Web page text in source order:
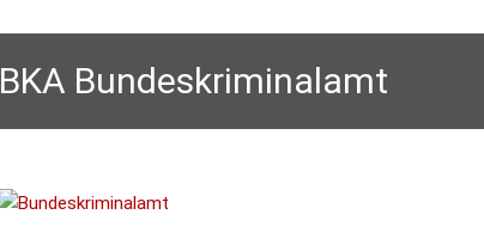
BKA Bundeskriminalamt